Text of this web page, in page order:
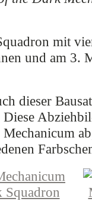
mit
und am 3.
dieser